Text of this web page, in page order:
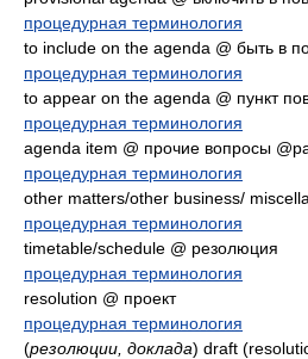
процедурная терминология
to include on the agenda @ быть в
процедурная терминология
to appear on the agenda @ пункт
процедурная терминология
agenda item @ прочие вопросы
процедурная терминология
other matters/other business/
процедурная терминология
timetable/schedule @ резолюция
процедурная терминология
resolution @ проект
процедурная терминология
(резолюции, доклада) draft